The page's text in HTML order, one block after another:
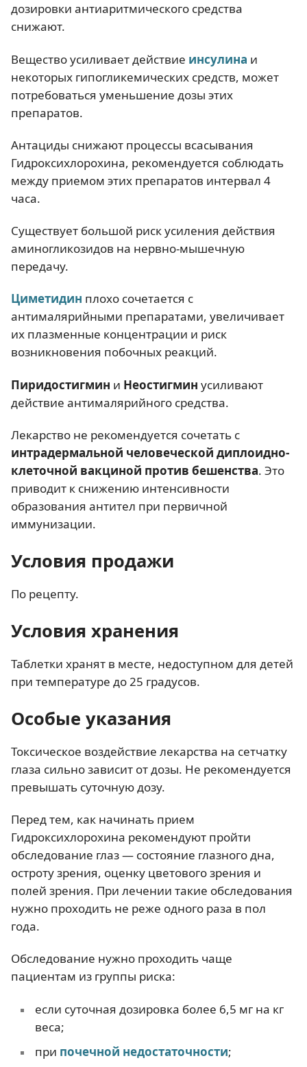
дозировки антиаритмического средства
снижают.
Вещество усиливает действие инсулина и
некоторых гипогликемических средств, может
потребоваться уменьшение дозы этих
препаратов.
Антациды снижают процессы всасывания
Гидроксихлорохина, рекомендуется соблюдать
между приемом этих препаратов интервал 4
часа.
Существует большой риск усиления действия
аминогликозидов на нервно-мышечную
передачу.
Циметидин плохо сочетается с
антималярийными препаратами, увеличивает
их плазменные концентрации и риск
возникновения побочных реакций.
Пиридостигмин и Неостигмин усиливают
действие антималярийного средства.
Лекарство не рекомендуется сочетать с
интрадермальной человеческой диплоидно-
клеточной вакциной против бешенства. Это
приводит к снижению интенсивности
образования антител при первичной
иммунизации.
Условия продажи
По рецепту.
Условия хранения
Таблетки хранят в месте, недоступном для детей
при температуре до 25 градусов.
Особые указания
Токсическое воздействие лекарства на сетчатку
глаза сильно зависит от дозы. Не рекомендуется
превышать суточную дозу.
Перед тем, как начинать прием
Гидроксихлорохина рекомендуют пройти
обследование глаз — состояние глазного дна,
остроту зрения, оценку цветового зрения и
полей зрения. При лечении такие обследования
нужно проходить не реже одного раза в пол
года.
Обследование нужно проходить чаще
пациентам из группы риска:
если суточная дозировка более 6,5 мг на кг
веса;
при почечной недостаточности;